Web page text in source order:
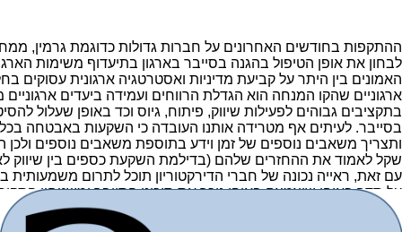
ההתקפות בחודשים האחרונים על חברות גדולות כדוגמת גרמין,
לבחון את אופן הטיפול בהגנה בסייבר בארגון בתיעדוף משימות
האמונים בין היתר על קביעת מדיניות ואסטרטגיה ארגונית עסוקים
ארגוניים שהקו המנחה הוא הגדלת הרווחים ועמידה ביעדים
בתקציבים גבוהים לפעילות שיווק, פיתוח, גיוס וכד באופן שעלול
בסייבר. לעיתים אף מטרידה אותנו העובדה כי השקעות באבטחה
ותצריך משאבים נוספים של זמן וידע בתוספת משאבים נוספים
שקל לאמוד את ההחזרים שלהם (בדילמת השקעת כספים בין שיווק
עם זאת, ראייה נכונה של חברי הדירקטוריון תוכל לתרום משמעותית
על סדר באופן שיצמצם באופן ניכר את סיכוני הסייבר ומשטחיי
ביעדיי הארגון ומניעת פגיעה ברווחים.